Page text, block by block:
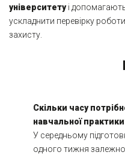
університетуі
ускладнити перевірку
захисту.
Скільки часу
навчальної
У середньому
одного тижня